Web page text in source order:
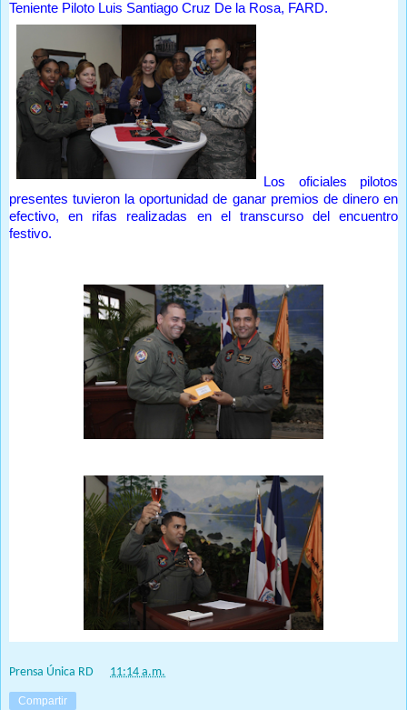
Teniente Piloto Luis Santiago Cruz De la Rosa, FARD.
Los oficiales pilotos
presentes tuvieron la oportunidad de ganar premios de dinero en
efectivo, en rifas realizadas en el transcurso del encuentro
festivo.
Prensa Única RD 11:14 a.m.
Compartir